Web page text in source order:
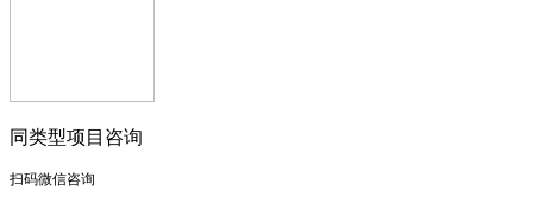
同类型项目咨询
扫码微信咨询